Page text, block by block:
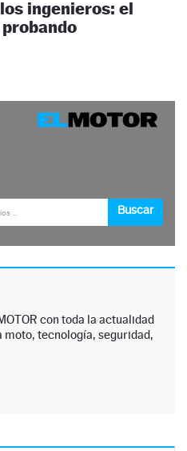
ingenieros: el
con toda la actualidad
moto, tecnología, seguridad,